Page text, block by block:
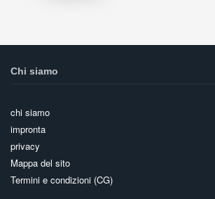
Chi siamo
chi siamo
impronta
privacy
Mappa del sito
Termini e condizioni (CG)